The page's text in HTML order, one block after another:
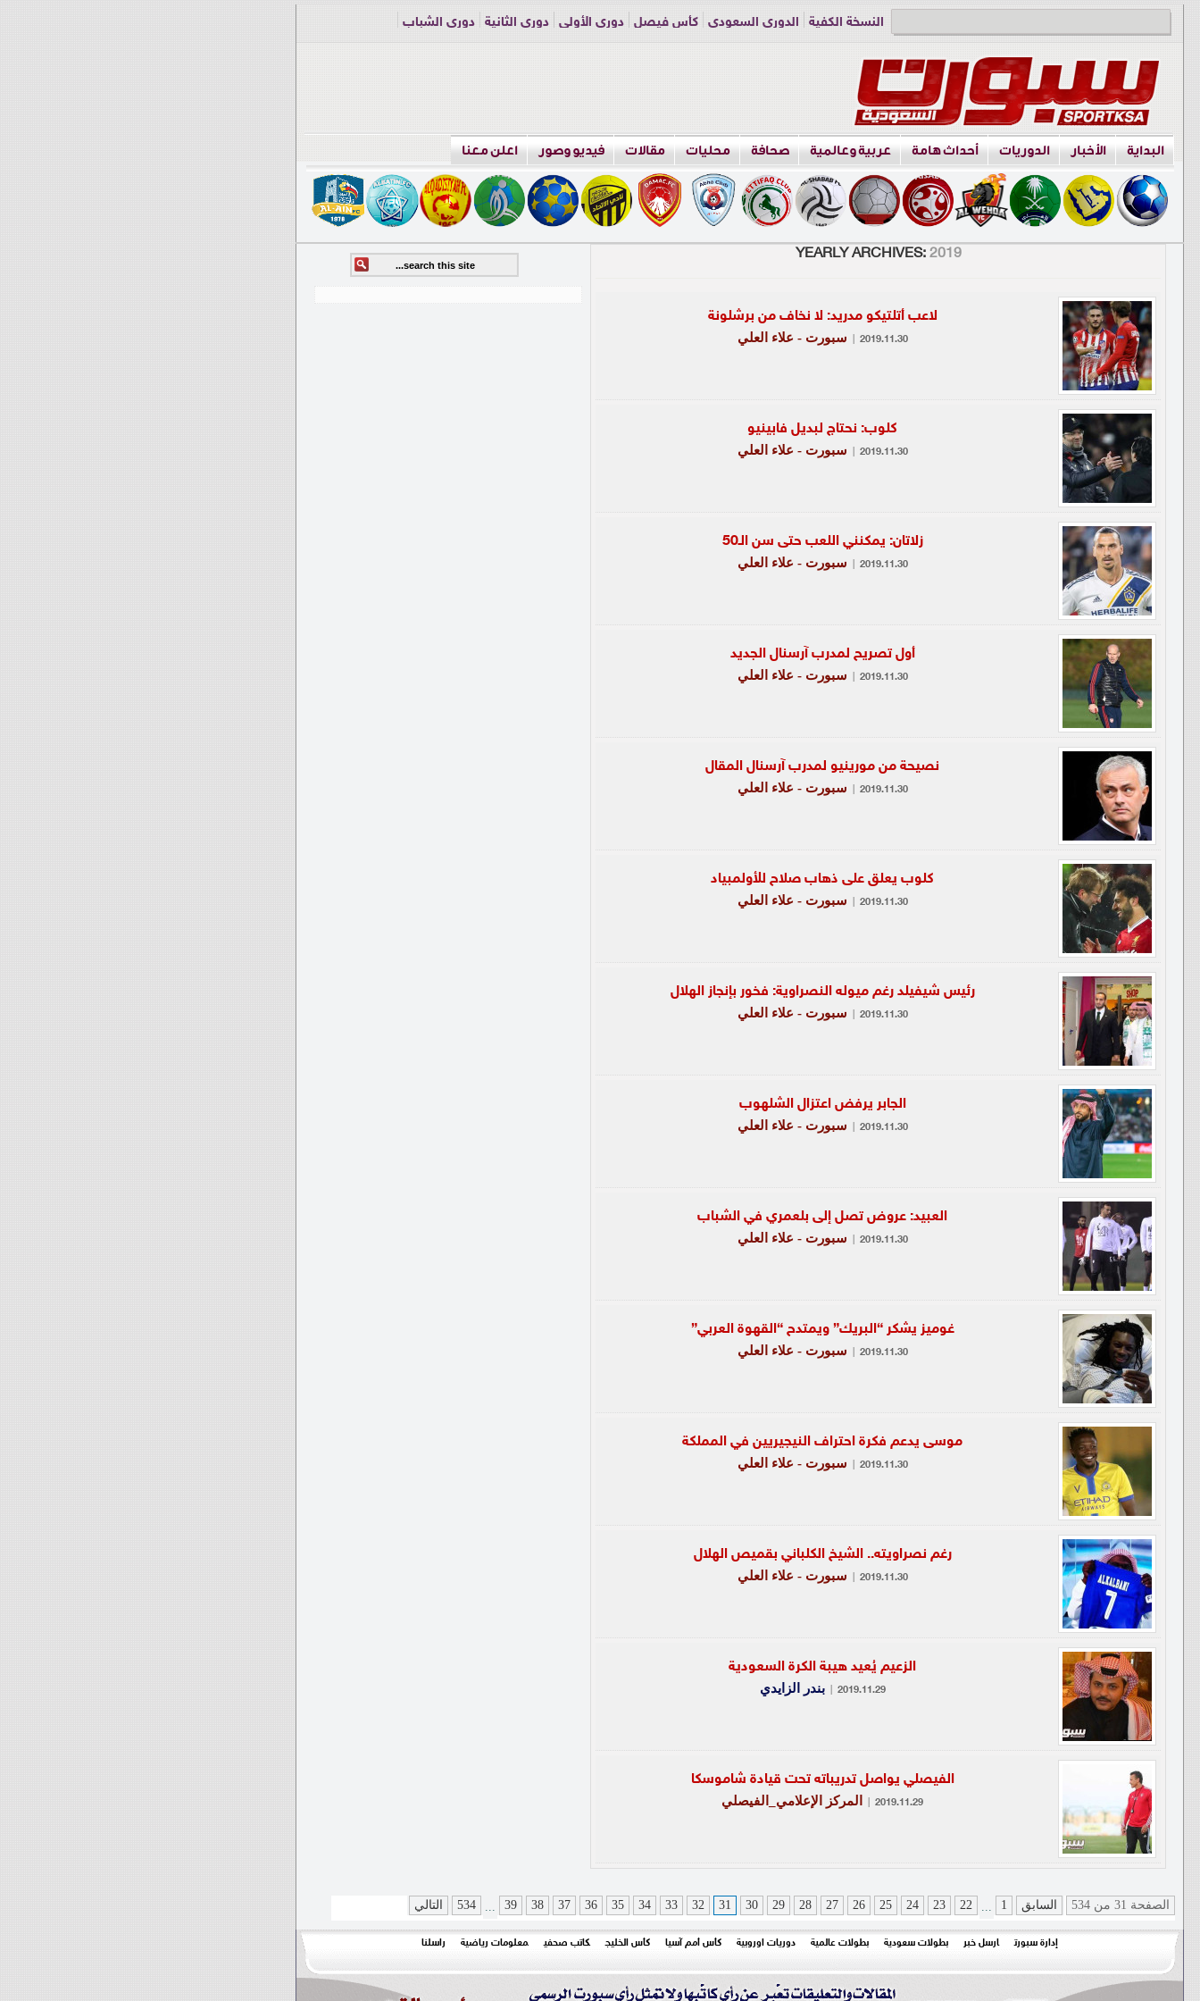
النسخة الكفية الدوري السعودي كأس فيصل دوري الأولى دوري الثانية
دوري الشباب
البداية الأخبار الدوريات أحداث هامة عربية وعالمية صحافة محليات مقالات فيديو وصور اعلن معنا
YEARLY ARCHIVES: 2019
لاعب أتلتيكو مدريد: لا نخاف من برشلونة
2019.11.30 سبورت - علاء العلي
كلوب: نحتاج لبديل فابينيو
2019.11.30 سبورت - علاء العلي
زلاتان: يمكنني اللعب حتى سن الـ50
2019.11.30 سبورت - علاء العلي
أول تصريح لمدرب آرسنال الجديد
2019.11.30 سبورت - علاء العلي
نصيحة من مورينيو لمدرب آرسنال المقال
2019.11.30 سبورت - علاء العلي
كلوب يعلق على ذهاب صلاح للأولمبياد
2019.11.30 سبورت - علاء العلي
رئيس شيفيلد رغم ميوله النصراوية: فخور بإنجاز الهلال
2019.11.30 سبورت - علاء العلي
الجابر يرفض اعتزال الشلهوب
2019.11.30 سبورت - علاء العلي
العبيد: عروض تصل إلى بلعمري في الشباب
2019.11.30 سبورت - علاء العلي
غوميز يشكر “البريك” ويمتدح “القهوة العربي”
2019.11.30 سبورت - علاء العلي
موسى يدعم فكرة احتراف النيجيريين في المملكة
2019.11.30 سبورت - علاء العلي
رغم نصراويته.. الشيخ الكلباني بقميص الهلال
2019.11.30 سبورت - علاء العلي
الزعيم يُعيد هيبة الكرة السعودية
2019.11.29 بندر الزايدي
الفيصلي يواصل تدريباته تحت قيادة شاموسكا
2019.11.29 المركز الإعلامي_الفيصلي
الصفحة 31 من 534 السابق 1
...
22
23
24
25
26
27
28
29
30
31
32
33
34
35
36
37
38
39
...
534 التالي
إدارة سبورت ارسل خبر بطولات سعودية بطولات عالمية دوريات اوروبية كأس أمم آسيا كأس الخليج كاتب صحفي معلومات رياضية راسلنا